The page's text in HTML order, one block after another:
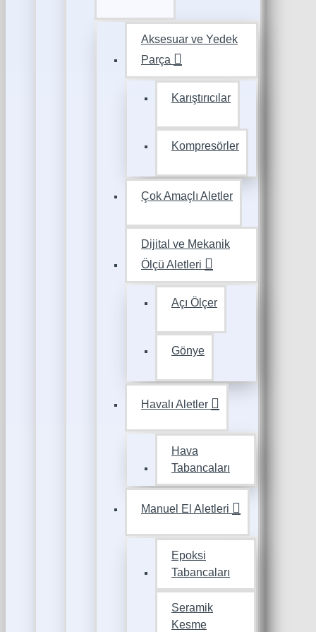
Aksesuar ve Yedek
Parça
Karıştırıcılar
Kompresörler
Çok Amaçlı Aletler
Dijital ve Mekanik
Ölçü Aletleri
Açı Ölçer
Gönye
Havalı Aletler
Hava
Tabancaları
Manuel El Aletleri
Epoksi
Tabancaları
Seramik
Kesme